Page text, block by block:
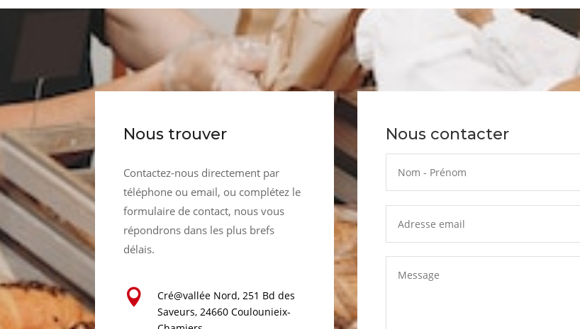
Nous trouver
Contactez-nous directement par
téléphone ou email, ou complétez le
formulaire de contact, nous vous
répondrons dans les plus brefs
délais.

Cré@vallée Nord, 251 Bd des
Saveurs, 24660 Coulounieix-
Nous contacter